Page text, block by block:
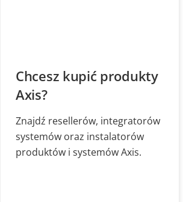
Chcesz kupić produkty
Axis?
Znajdź resellerów, integratorów
systemów oraz instalatorów
produktów i systemów Axis.